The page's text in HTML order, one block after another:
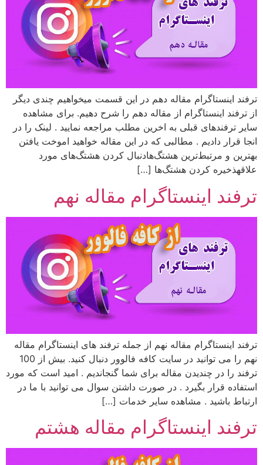
ترفند اینستاگرام مقاله دهم در این قسمت میخواهیم چندی دیگر
از ترفند اینستاگرام از مقاله دهم را شرح دهیم. برای مشاهده
سایر ترفندهای قبلی به اخرین مطلب مراجعه نمایید . لینک را در
انجا قرار دادیم . مطالبی که در این مقاله خواهید اموخت یافتن
بهترین و مرتبط‌ترین هشتگ‌هادنبال کردن هشتگ‌های مورد
علاقهذخیره کردن هشتگ‌ها […]
ترفند اینستاگرام مقاله نهم
ترفند اینستاگرام مقاله نهم از جمله ترفند های اینستاگرام مقاله
نهم را می توانید در سایت کافه فالوور دنبال کنید. بیش از 100
ترفند را در چندیدن مقاله برای شما گنجاندیم . امید است که مورد
استفاده قرار بگیرد . در صورت داشتن سوال می توانید با ما در
ارتباط باشید . مشاهده سایر خدمات […]
ترفند اینستاگرام مقاله هشتم